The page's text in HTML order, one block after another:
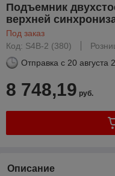
Подъемник
верхней
Под заказ
Код: S4B-2 (380)
Отправка с 20 августа
8 748,19 руб.
Описание